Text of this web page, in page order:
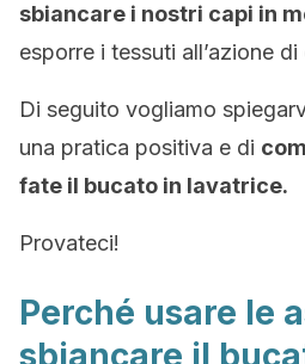
sbiancare i nostri capi in
esporre i tessuti all’azione
Di seguito vogliamo
una pratica positiva e di
fate il bucato in lavatrice.
Provateci!
Perché usare le
sbiancare il